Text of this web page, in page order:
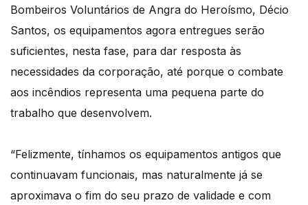
Bombeiros Voluntários de Angra do Heroísmo, Décio
Santos, os equipamentos agora entregues serão
suficientes, nesta fase, para dar resposta às
necessidades da corporação, até porque o combate
aos incêndios representa uma pequena parte do
trabalho que desenvolvem.
“Felizmente, tínhamos os equipamentos antigos que
continuavam funcionais, mas naturalmente já se
aproximava o fim do seu prazo de validade e com